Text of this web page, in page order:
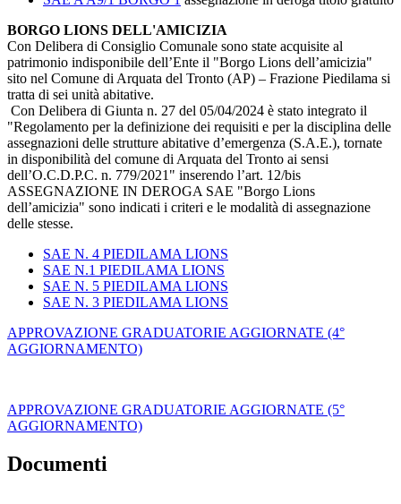
BORGO LIONS DELL'AMICIZIA
Con Delibera di Consiglio Comunale sono state acquisite al
patrimonio indisponibile dell’Ente il "Borgo Lions dell’amicizia"
sito nel Comune di Arquata del Tronto (AP) – Frazione Piedilama si
tratta di sei unità abitative.
Con Delibera di Giunta n. 27 del 05/04/2024 è stato integrato il
"Regolamento per la definizione dei requisiti e per la disciplina delle
assegnazioni delle strutture abitative d’emergenza (S.A.E.), tornate
in disponibilità del comune di Arquata del Tronto ai sensi
dell’O.C.D.P.C. n. 779/2021" inserendo l’art. 12/bis
ASSEGNAZIONE IN DEROGA SAE "Borgo Lions
dell’amicizia" sono indicati i criteri e le modalità di assegnazione
delle stesse.
SAE N. 4 PIEDILAMA LIONS
SAE N.1 PIEDILAMA LIONS
SAE N. 5 PIEDILAMA LIONS
SAE N. 3 PIEDILAMA LIONS
APPROVAZIONE GRADUATORIE AGGIORNATE (4°
AGGIORNAMENTO)
APPROVAZIONE GRADUATORIE AGGIORNATE (5°
AGGIORNAMENTO)
Documenti